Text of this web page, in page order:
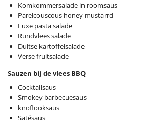
Komkommersalade in roomsaus
Parelcouscous honey mustarrd
Luxe pasta salade
Rundvlees salade
Duitse kartoffelsalade
Verse fruitsalade
Sauzen bij de vlees BBQ
Cocktailsaus
Smokey barbecuesaus
knoflooksaus
Satésaus